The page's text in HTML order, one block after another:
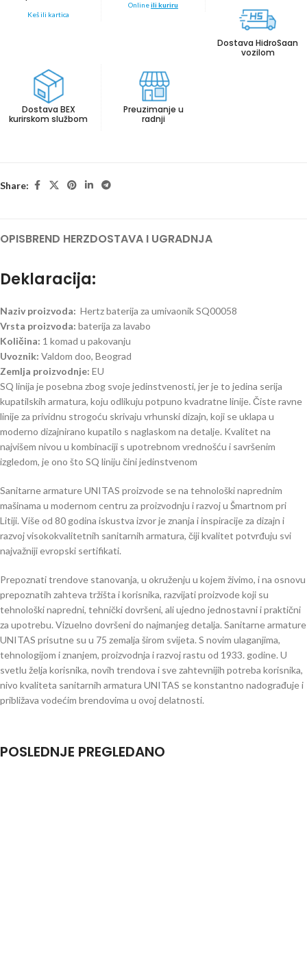
Keš ili kartica
Onlineili kuriru
Dostava HidroSaan
vozilom
Dostava BEX
kurirskom službom
Preuzimanje u
radnji
Share:
OPISBREND HERZDOSTAVA I UGRADNJA
Deklaracija:
Naziv proizvoda: Hertz baterija za umivaonik SQ00058
Vrsta proizvoda: baterija za lavabo
Količina: 1 komad u pakovanju
Uvoznik: Valdom doo, Beograd
Zemlja proizvodnje: EU
SQ linija je posebna zbog svoje jedinstvenosti, jer je to jedina serija
kupatilskih armatura, koju odlikuju potpuno kvadratne linije. Čiste ravne
linije za prividnu strogoću skrivaju vrhunski dizajn, koji se uklapa u
moderno dizajnirano kupatilo s naglaskom na detalje. Kvalitet na
najvišem nivou u kombinaciji s upotrebnom vrednošću i savršenim
izgledom, je ono što SQ liniju čini jedinstvenom
Sanitarne armature UNITAS proizvode se na tehnološki naprednim
mašinama u modernom centru za proizvodnju i razvoj u Šmartnom pri
Litiji. Više od 80 godina iskustva izvor je znanja i inspiracije za dizajn i
razvoj visokokvalitetnih sanitarnih armatura, čiji kvalitet potvrđuju svi
najvažniji evropski sertifikati.
Prepoznati trendove stanovanja, u okruženju u kojem živimo, i na osnovu
prepoznatih zahteva tržišta i korisnika, razvijati proizvode koji su
tehnološki napredni, tehnički dovršeni, ali ujedno jednostavni i praktični
za upotrebu. Vizuelno dovršeni do najmanjeg detalja. Sanitarne armature
UNITAS prisutne su u 75 zemalja širom svijeta. S novim ulaganjima,
tehnologijom i znanjem, proizvodnja i razvoj rastu od 1933. godine. U
svetlu želja korisnika, novih trendova i sve zahtevnijih potreba korisnika,
nivo kvaliteta sanitarnih armatura UNITAS se konstantno nadograđuje i
približava vodećim brendovima u ovoj delatnosti.
POSLEDNJE PREGLEDANO